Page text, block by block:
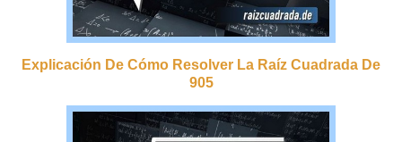
Explicación De Cómo Resolver La Raíz Cuadrada De
905